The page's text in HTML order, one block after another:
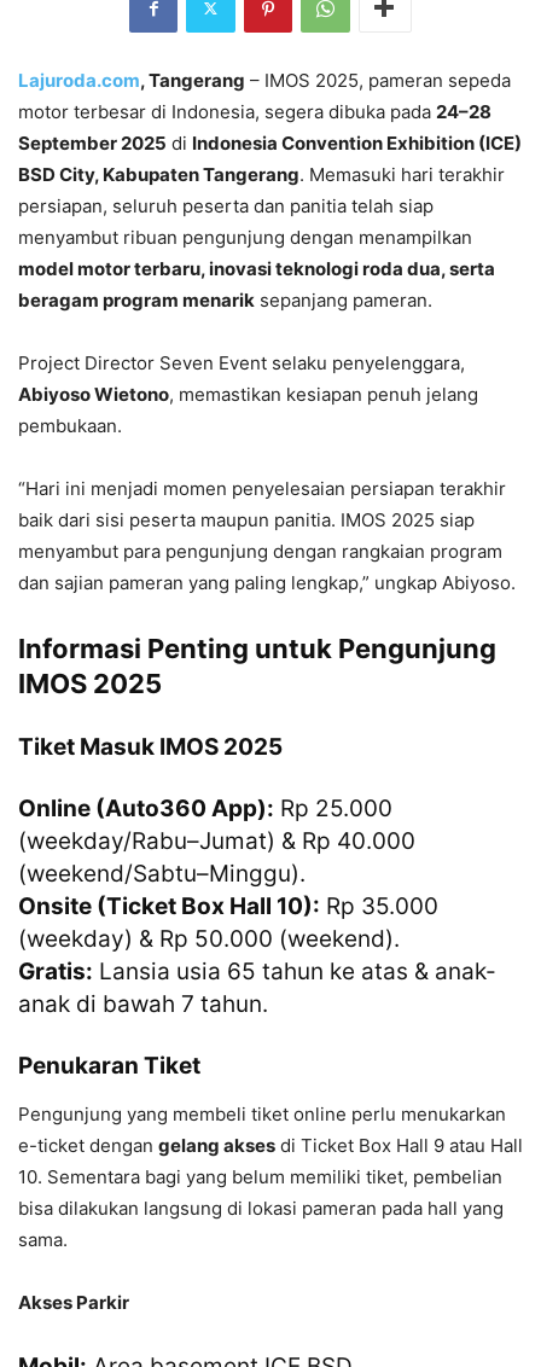
Lajuroda.com, Tangerang – IMOS 2025, pameran sepeda
motor terbesar di Indonesia, segera dibuka pada 24–28
September 2025 di Indonesia Convention Exhibition (ICE)
BSD City, Kabupaten Tangerang. Memasuki hari terakhir
persiapan, seluruh peserta dan panitia telah siap
menyambut ribuan pengunjung dengan menampilkan
model motor terbaru, inovasi teknologi roda dua, serta
beragam program menarik sepanjang pameran.
Project Director Seven Event selaku penyelenggara,
Abiyoso Wietono, memastikan kesiapan penuh jelang
pembukaan.
“Hari ini menjadi momen penyelesaian persiapan terakhir
baik dari sisi peserta maupun panitia. IMOS 2025 siap
menyambut para pengunjung dengan rangkaian program
dan sajian pameran yang paling lengkap,” ungkap Abiyoso.
Informasi Penting untuk Pengunjung
IMOS 2025
Tiket Masuk IMOS 2025
Online (Auto360 App): Rp 25.000
(weekday/Rabu–Jumat) & Rp 40.000
(weekend/Sabtu–Minggu).
Onsite (Ticket Box Hall 10): Rp 35.000
(weekday) & Rp 50.000 (weekend).
Gratis: Lansia usia 65 tahun ke atas & anak-
anak di bawah 7 tahun.
Penukaran Tiket
Pengunjung yang membeli tiket online perlu menukarkan
e-ticket dengan gelang akses di Ticket Box Hall 9 atau Hall
10. Sementara bagi yang belum memiliki tiket, pembelian
bisa dilakukan langsung di lokasi pameran pada hall yang
sama.
Akses Parkir